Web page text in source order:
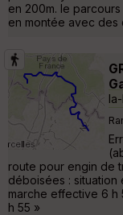
en 200m. le
en montée avec des
route pour engin de
déboisées : situation
marche effective 6 h
h 55 »